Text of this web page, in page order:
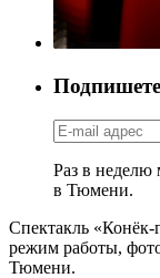
Раз в неделю
в Тюмени.
Спектакль «Конёк-
режим работы,
Тюмени.